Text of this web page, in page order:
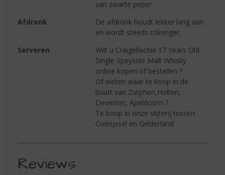
van zwarte peper.
Afdronk
De afdronk houdt lekker lang aan
en wordt steeds rokeriger.
Serveren
Wilt u Craigellachie 17 Years Old
Single Speyside Malt Whisky
online kopen of bestellen ?
Of weten waar te koop in de
buurt van Zutphen,Holten,
Deventer, Apeldoorn ?
Te koop in onze slijterij tussen
Overijssel en Gelderland
Reviews